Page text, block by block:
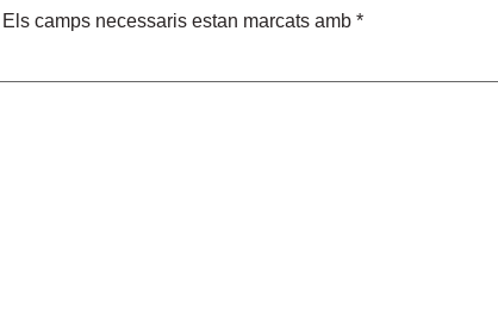
Els camps necessaris estan marcats amb *